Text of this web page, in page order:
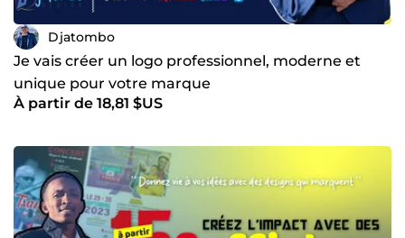
Djatombo
Je vais créer un logo professionnel, moderne et
unique pour votre marque
À partir de 18,81 $US